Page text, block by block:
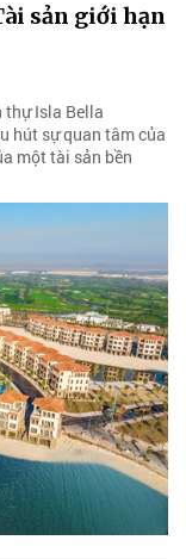
sản giới hạn
thự Isla Bella
hút sự quan tâm của
một tài sản bền